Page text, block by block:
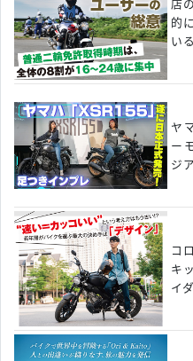
店
的
い
ヤ
ー
ジ
コ
キ
イ